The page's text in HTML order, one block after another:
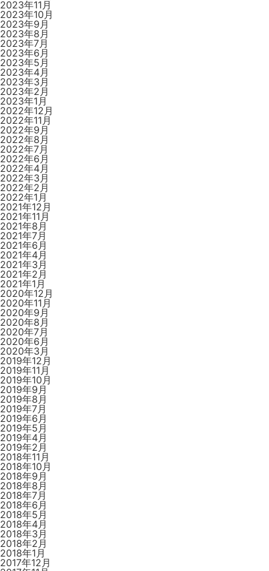
2023年11月
2023年10月
2023年9月
2023年8月
2023年7月
2023年6月
2023年5月
2023年4月
2023年3月
2023年2月
2023年1月
2022年12月
2022年11月
2022年9月
2022年8月
2022年7月
2022年6月
2022年4月
2022年3月
2022年2月
2022年1月
2021年12月
2021年11月
2021年8月
2021年7月
2021年6月
2021年4月
2021年3月
2021年2月
2021年1月
2020年12月
2020年11月
2020年9月
2020年8月
2020年7月
2020年6月
2020年3月
2019年12月
2019年11月
2019年10月
2019年9月
2019年8月
2019年7月
2019年6月
2019年5月
2019年4月
2019年2月
2018年11月
2018年10月
2018年9月
2018年8月
2018年7月
2018年6月
2018年5月
2018年4月
2018年3月
2018年2月
2018年1月
2017年12月